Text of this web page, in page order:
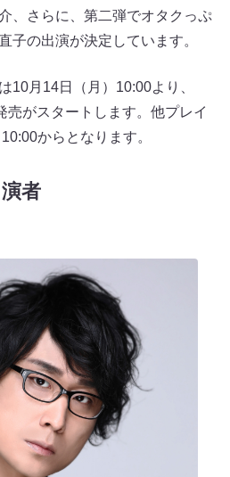
、さらに、第二弾でオタクっぷ
子の出演が決定しています。
10月14日（月）10:00より、
売がスタートします。他プレイ
からとなります。
者